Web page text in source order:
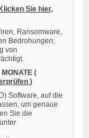
Sie hier,
Ransomware,
Bedrohungen;
von
(
)
Software, auf die
um genaue
Sie die